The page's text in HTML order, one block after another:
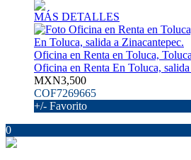
MÁS DETALLES
Oficina en Renta en Toluca,
Oficina en Renta En Toluca,
MXN3,500
COF7269665
+/- Favorito
0